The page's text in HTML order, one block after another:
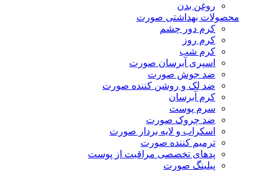
روغن بدن
محصولات بهداشتی صورت
کرم دور چشم
کرم روز
کرم شب
اسپری آبرسان صورت
ضد جوش صورت
ضد لک و روشن کننده صورت
کرم آبرسان
سرم پوست
ضد چروک صورت
اسکراب و لایه بردار صورت
ترمیم کننده صورت
پدهای تخصصی مراقبت از پوست
پیلینگ صورت